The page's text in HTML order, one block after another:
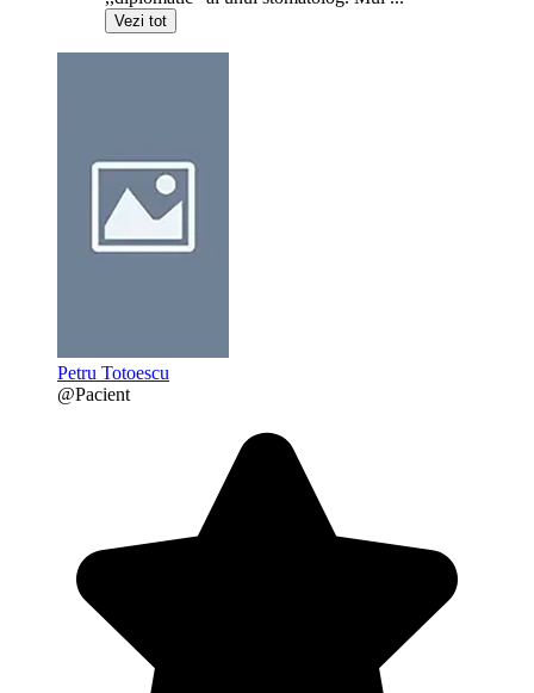
Vezi tot
Petru Totoescu
@Pacient